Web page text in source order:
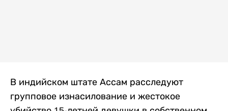
В индийском штате Ассам расследуют
групповое изнасилование и жестокое